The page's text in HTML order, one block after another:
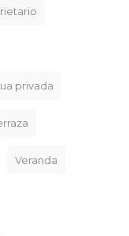
privada
Veranda